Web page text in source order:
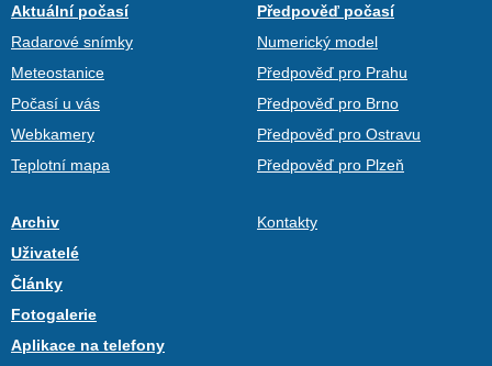
Aktuální počasí
Radarové snímky
Meteostanice
Počasí u vás
Webkamery
Teplotní mapa
Předpověď počasí
Numerický model
Předpověď pro Prahu
Předpověď pro Brno
Předpověď pro Ostravu
Předpověď pro Plzeň
Archiv
Uživatelé
Články
Fotogalerie
Aplikace na telefony
Kontakty